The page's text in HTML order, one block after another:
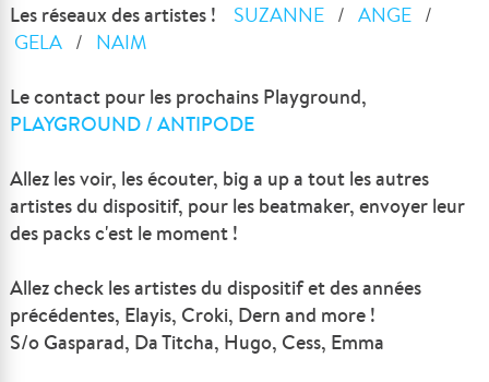
Les réseaux des artistes ! SUZANNE /ANGE /
GELA / NAIM
Le contact pour les prochains Playground,
PLAYGROUND / ANTIPODE
Allez les voir, les écouter, big a up a tout les autres
artistes du dispositif, pour les beatmaker, envoyer leur
des packs c'est le moment !
Allez check les artistes du dispositif et des années
précédentes, Elayis, Croki, Dern and more !
S/o Gasparad, Da Titcha, Hugo, Cess, Emma